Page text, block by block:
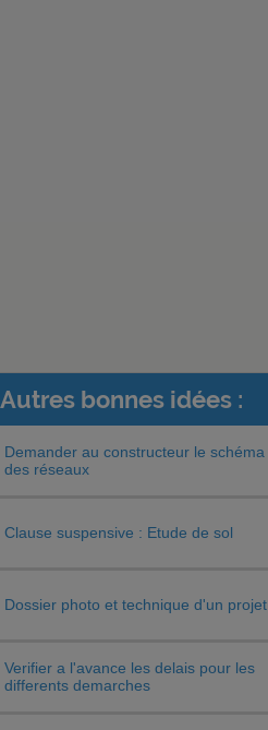
bonnes idées :
Demander au constructeur le schéma
des réseaux
Clause suspensive : Etude de sol
Dossier photo et technique d'un projet
Verifier a l'avance les delais pour les
differents demarches